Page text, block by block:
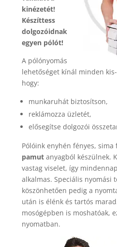
kinézetét!
Készíttess
dolgozóidnak
egyen pólót!
A pólónyomás
lehetőséget kínál minden
hogy:
munkaruhát biztosítson,
reklámozza üzletét,
elősegítse dolgozói
Pólóink enyhén fényes, sima
pamutanyagból készülnek.
vastag viselet, így
alkalmas. Speciális nyomási
köszönhetően pedig a
után is élénk és tartós
mosógépben is moshatóak,
nyomatban.